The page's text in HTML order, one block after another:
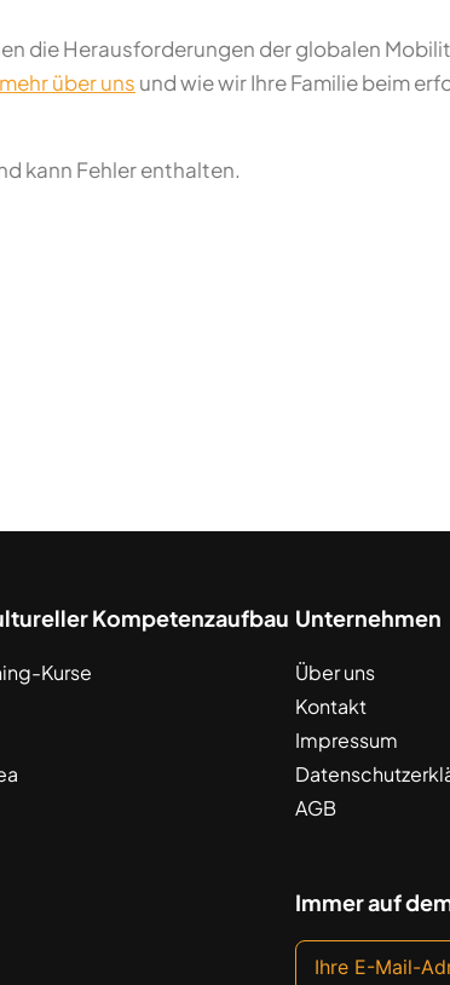
die Herausforderungen der globalen
mehr über uns und wie wir Ihre Familie beim
kann Fehler enthalten.
Kompetenzaufbau
Kurse
Unternehmen
Über uns
Kontakt
Impressum
AGB
Immer auf